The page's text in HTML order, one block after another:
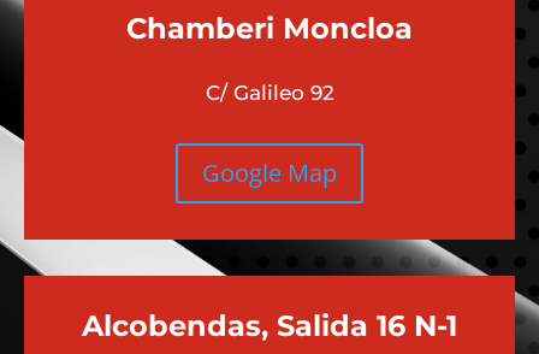
Chamberi Moncloa
C/ Galileo 92
Google Map
Alcobendas, Salida 16 N-1